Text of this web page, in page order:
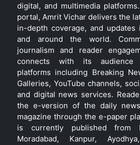
digital, and multimedia
portal, Amrit Vichar delivers the
in-depth coverage, and
and around the world.
journalism and reader
connects with its audience
platforms including Breaking
Galleries, YouTube channels,
and digital news services.
the e-version of the daily
magazine through the e-paper
is currently published from
Moradabad, Kanpur,